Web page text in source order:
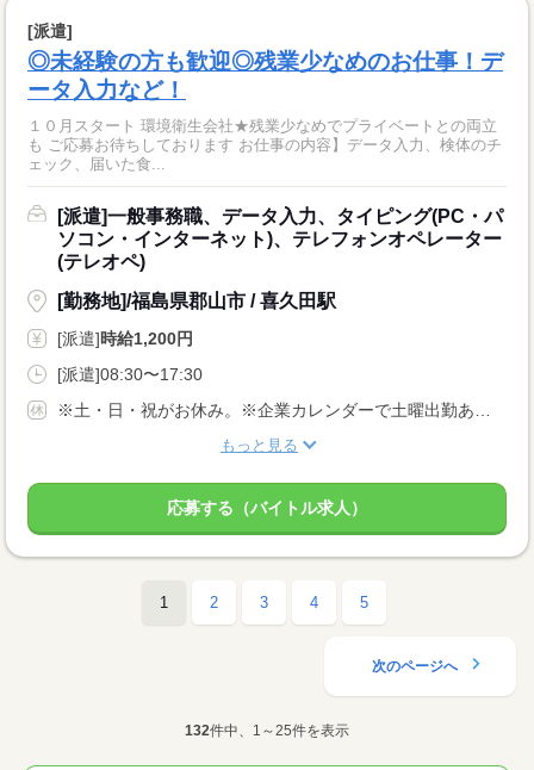
[派遣]
◎未経験の方も歓迎◎残業少なめのお仕事！デ
ータ入力など！
１０月スタート 環境衛生会社★残業少なめでプライベートとの両立
も ご応募お待ちしております お仕事の内容】データ入力、検体のチ
ェック、届いた食...
[派遣]一般事務職、データ入力、タイピング(PC・パ
ソコン・インターネット)、テレフォンオペレーター
(テレオペ)
[勤務地]/福島県郡山市 / 喜久田駅
[派遣]時給1,200円
[派遣]08:30〜17:30
もっと見る
応募する（バイトル求人）
1 2 3 4 5
次のページへ
132件中、1～25件を表示